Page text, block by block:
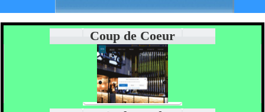
Coup de Coeur